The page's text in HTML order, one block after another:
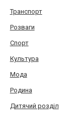
Транспорт
Розваги
Спорт
Культура
Мода
Родина
Дитячий розділ